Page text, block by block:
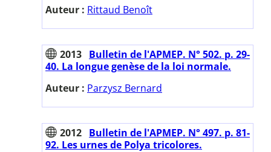
Auteur : Rittaud Benoît
2013 Bulletin de l'APMEP. N° 502. p. 29-
40. La longue genèse de la loi normale.
Auteur : Parzysz Bernard
2012 Bulletin de l'APMEP. N° 497. p. 81-
92. Les urnes de Polya tricolores.